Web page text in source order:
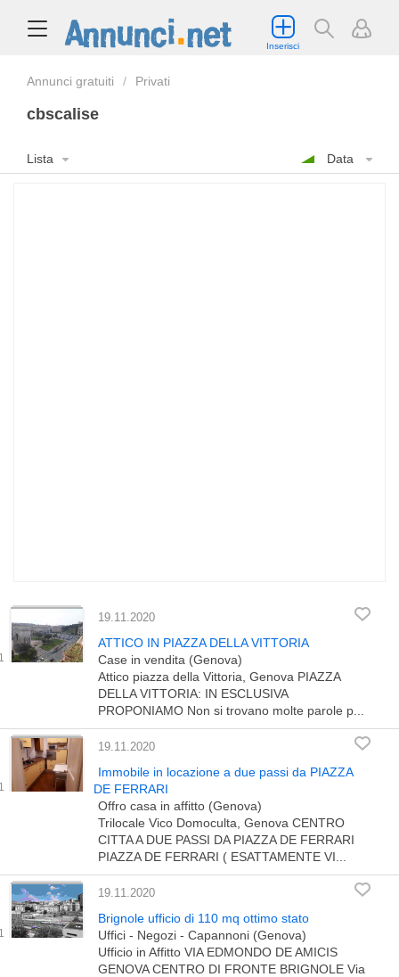
Inserisci
Annunci gratuiti Privati
cbscalise
Lista Data
19.11.2020
ATTICO IN PIAZZA DELLA VITTORIA
Case in vendita (Genova)
Attico piazza della Vittoria, Genova PIAZZA
DELLA VITTORIA: IN ESCLUSIVA
PROPONIAMO Non si trovano molte parole p...
19.11.2020
Immobile in locazione a due passi da PIAZZA
DE FERRARI
Offro casa in affitto (Genova)
Trilocale Vico Domoculta, Genova CENTRO
CITTA A DUE PASSI DA PIAZZA DE FERRARI
PIAZZA DE FERRARI ( ESATTAMENTE VI...
19.11.2020
Brignole ufficio di 110 mq ottimo stato
Uffici - Negozi - Capannoni (Genova)
Ufficio in Affitto VIA EDMONDO DE AMICIS
GENOVA CENTRO DI FRONTE BRIGNOLE Via